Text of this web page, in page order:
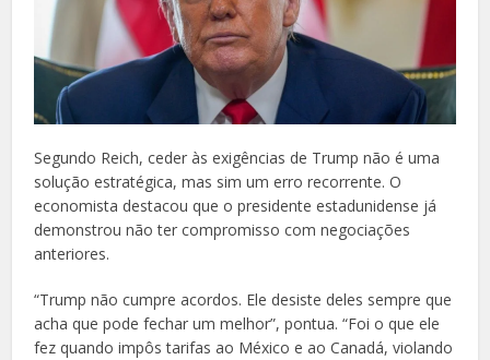
Segundo Reich, ceder às exigências de Trump não é uma
solução estratégica, mas sim um erro recorrente. O
economista destacou que o presidente estadunidense já
demonstrou não ter compromisso com negociações
anteriores.
“Trump não cumpre acordos. Ele desiste deles sempre que
acha que pode fechar um melhor”, pontua. “Foi o que ele
fez quando impôs tarifas ao México e ao Canadá, violando